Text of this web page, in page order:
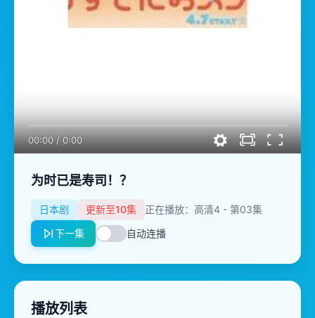
00:00/0:00
为时已是寿司！？
日本剧 更新至10集
正在播放：高清4 - 第03集
下一集
自动连播
播放列表